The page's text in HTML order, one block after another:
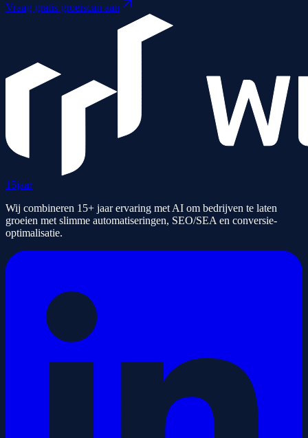
Vraag gratis groeiscan aan
15jaar
Wij combineren 15+ jaar ervaring met AI om bedrijven te laten
groeien met slimme automatiseringen, SEO/SEA en conversie-
optimalisatie.